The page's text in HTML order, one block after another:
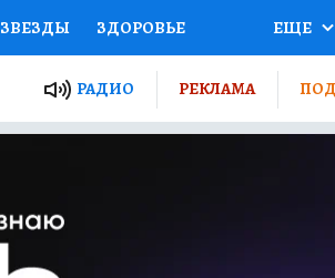
ЗВЕЗДЫ ЗДОРОВЬЕ
РОССИИ
ПУТЕВОДИТЕЛЬ
ПОТРЕБИТЕЛЯ
ЕЩЕ
РАДИО РЕКЛАМА